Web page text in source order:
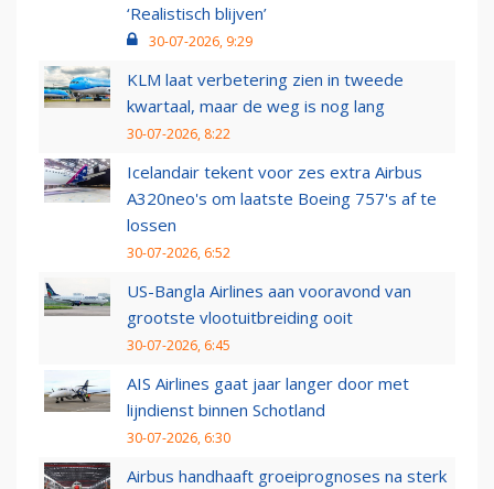
‘Realistisch blijven’
30-07-2026, 9:29
KLM laat verbetering zien in tweede
kwartaal, maar de weg is nog lang
30-07-2026, 8:22
Icelandair tekent voor zes extra Airbus
A320neo's om laatste Boeing 757's af te
lossen
30-07-2026, 6:52
US-Bangla Airlines aan vooravond van
grootste vlootuitbreiding ooit
30-07-2026, 6:45
AIS Airlines gaat jaar langer door met
lijndienst binnen Schotland
30-07-2026, 6:30
Airbus handhaaft groeiprognoses na sterk